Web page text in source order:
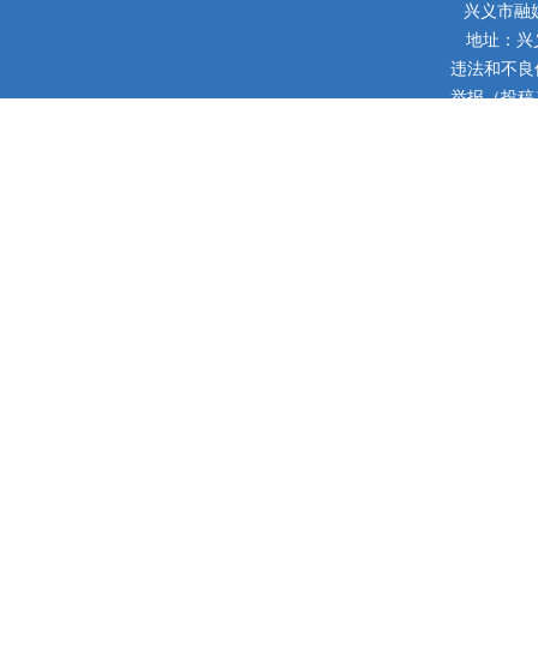
兴义市融
地址：兴
违法和不良
举报（投稿